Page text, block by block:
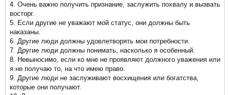
4. Очень важно получить признание, заслужить похвалу и вызвать
восторг.
5. Если другие не уважают мой статус, они должны быть
наказаны.
6. Другие люди должны удовлетворять мои потребности.
7. Другие люди должны понимать, насколько я особенный.
8. Невыносимо, если ко мне не проявляют должного уважения или
я не получаю то, на что имею право.
9. Другие люди не заслуживают восхищения или богатства,
которые они получают.